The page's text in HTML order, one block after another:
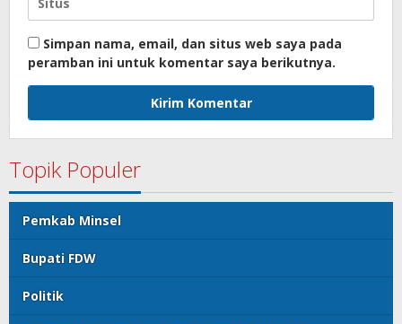
Simpan nama, email, dan situs web saya pada
peramban ini untuk komentar saya berikutnya.
Topik Populer
Pemkab Minsel
Bupati FDW
Politik